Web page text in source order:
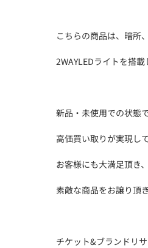
こちらの商品は、暗所
2WAYLEDライトを搭
新品・未使用での状態
高価買い取りが実現し
お客様にも大満足頂き
素敵な商品をお譲り頂
チケット&ブランドリ